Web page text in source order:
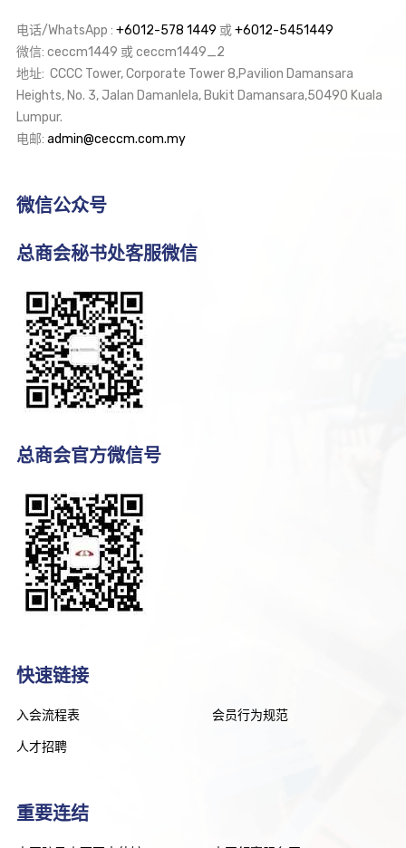
电话/WhatsApp : +6012-578 1449 或+6012-5451449
微信: ceccm1449 或 ceccm1449_2
地址: CCCC Tower, Corporate Tower 8,Pavilion Damansara
Heights, No. 3, Jalan Damanlela, Bukit Damansara,50490 Kuala
Lumpur.
电邮: admin@ceccm.com.my
微信公众号
总商会秘书处客服微信
总商会官方微信号
快速链接
入会流程表 会员行为规范
人才招聘
重要连结